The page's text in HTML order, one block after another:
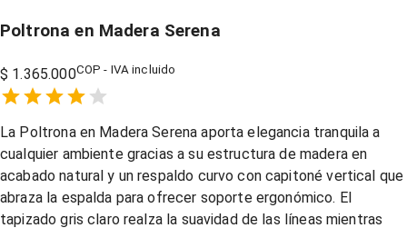
Poltrona en Madera Serena
$ 1.365.000COP - IVA incluido
1 Star,
2 Stars,
3 Stars,
4 Stars,
5 Stars,
La Poltrona en Madera Serena aporta elegancia tranquila a
cualquier ambiente gracias a su estructura de madera en
acabado natural y un respaldo curvo con capitoné vertical que
abraza la espalda para ofrecer soporte ergonómico. El
tapizado gris claro realza la suavidad de las líneas mientras